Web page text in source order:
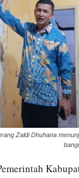
Zaldi Dhuhana